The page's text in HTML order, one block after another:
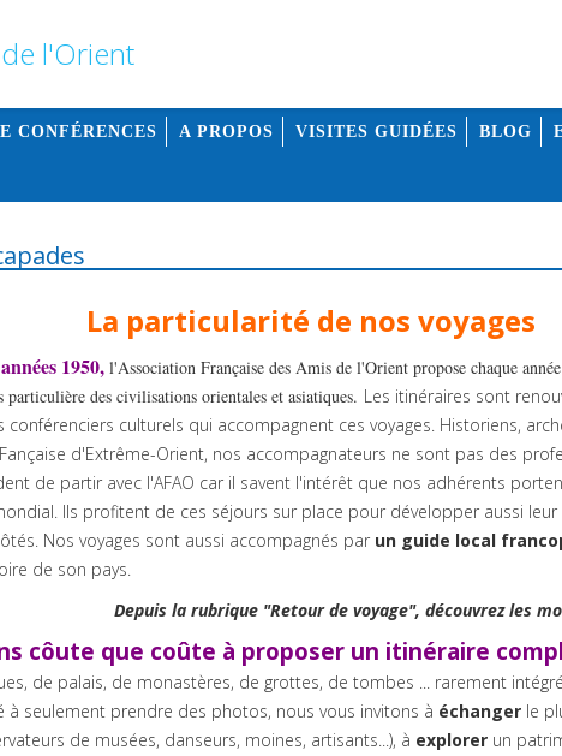
CONFÉRENCES A PROPOS VISITES GUIDÉES BLOG
La particularité de nos voyages
1950,l'Association Française des Amis de l'Orient propose chaque
particulière des civilisations orientales et asiatiques. Les itinéraires sont
culturels qui accompagnent ces voyages. Historiens,
d'Extrême-Orient, nos accompagnateurs ne sont pas des
de partir avec l'AFAO car il savent l'intérêt que nos adhérents
Ils profitent de ces séjours sur place pour développer aussi
Nos voyages sont aussi accompagnés par un guide local
de son pays.
Depuis la rubrique "Retour de voyage", découvrez les
côute que coûte à proposer un itinéraire
de palais, de monastères, de grottes, de tombes ... rarement
à seulement prendre des photos, nous vous invitons à échangerle
de musées, danseurs, moines, artisants...), à explorer un